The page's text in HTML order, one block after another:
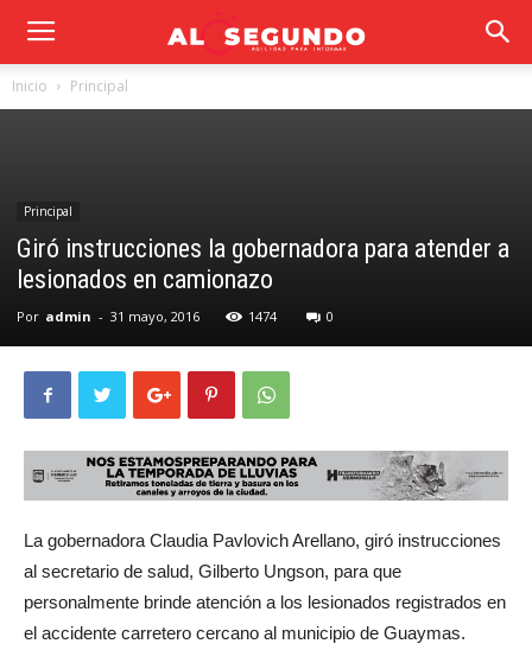
Inicio Principal
Principal
Giró instrucciones la gobernadora para atender a
lesionados en camionazo
Por admin - 31 mayo, 2016 1474 0
La gobernadora Claudia Pavlovich Arellano, giró instrucciones
al secretario de salud, Gilberto Ungson, para que
personalmente brinde atención a los lesionados registrados en
el accidente carretero cercano al municipio de Guaymas.